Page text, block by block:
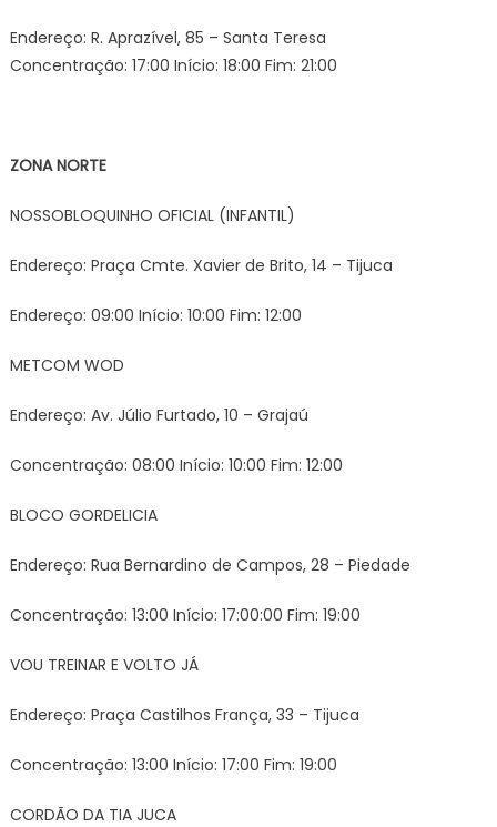
Endereço: R. Aprazível, 85 – Santa Teresa
Concentração: 17:00 Início: 18:00 Fim: 21:00
ZONA NORTE
NOSSOBLOQUINHO OFICIAL (INFANTIL)
Endereço: Praça Cmte. Xavier de Brito, 14 – Tijuca
Endereço: 09:00 Início: 10:00 Fim: 12:00
METCOM WOD
Endereço: Av. Júlio Furtado, 10 – Grajaú
Concentração: 08:00 Início: 10:00 Fim: 12:00
BLOCO GORDELICIA
Endereço: Rua Bernardino de Campos, 28 – Piedade
Concentração: 13:00 Início: 17:00:00 Fim: 19:00
VOU TREINAR E VOLTO JÁ
Endereço: Praça Castilhos França, 33 – Tijuca
Concentração: 13:00 Início: 17:00 Fim: 19:00
CORDÃO DA TIA JUCA